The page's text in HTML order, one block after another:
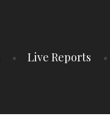
Live Reports